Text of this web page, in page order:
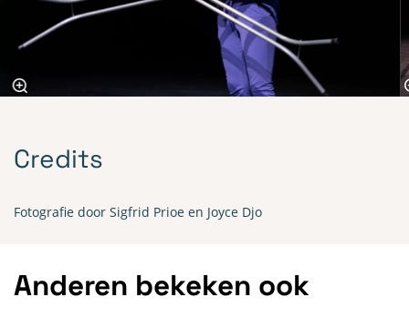
Credits
Fotografie door Sigfrid Prioe en Joyce Djo
Anderen bekeken ook